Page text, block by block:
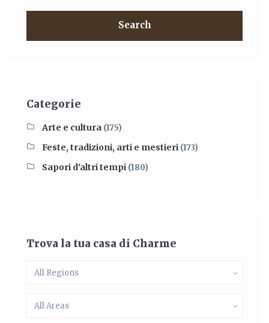
Search
Categorie
Arte e cultura (175)
Feste, tradizioni, arti e mestieri (173)
Sapori d'altri tempi (180)
Trova la tua casa di Charme
All Regions
All Areas